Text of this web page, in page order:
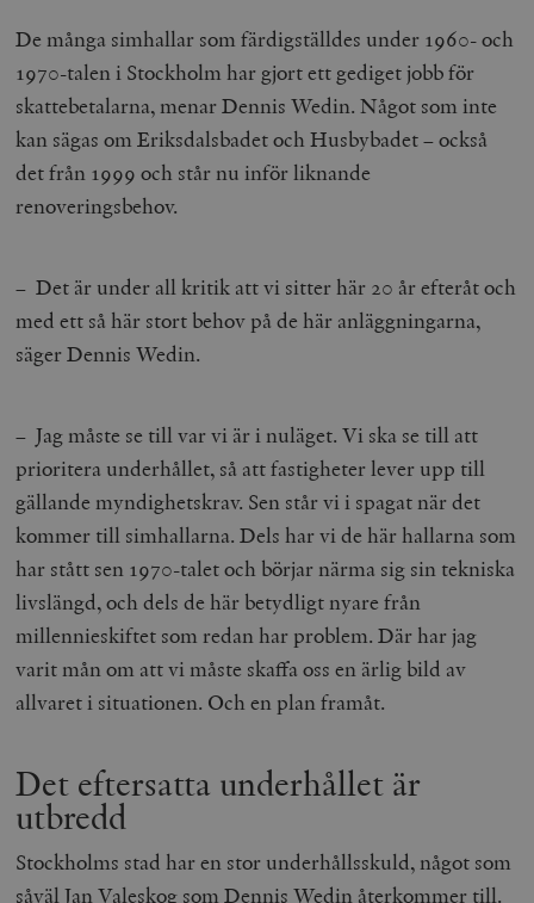
De många simhallar som färdigställdes under 1960- och
1970-talen i Stockholm har gjort ett gediget jobb för
skattebetalarna, menar Dennis Wedin. Något som inte
kan sägas om Eriksdalsbadet och Husbybadet – också
det från 1999 och står nu inför liknande
renoveringsbehov.
– Det är under all kritik att vi sitter här 20 år efteråt och
med ett så här stort behov på de här anläggningarna,
säger Dennis Wedin.
– Jag måste se till var vi är i nuläget. Vi ska se till att
prioritera underhållet, så att fastigheter lever upp till
gällande myndighetskrav. Sen står vi i spagat när det
kommer till simhallarna. Dels har vi de här hallarna som
har stått sen 1970-talet och börjar närma sig sin tekniska
livslängd, och dels de här betydligt nyare från
millennieskiftet som redan har problem. Där har jag
varit mån om att vi måste skaffa oss en ärlig bild av
allvaret i situationen. Och en plan framåt.
Det eftersatta underhållet är
utbredd
Stockholms stad har en stor underhållsskuld, något som
såväl Jan Valeskog som Dennis Wedin återkommer till.